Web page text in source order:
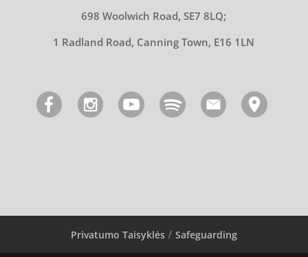
698 Woolwich Road, SE7 8LQ;
1 Radland Road, Canning Town, E16 1LN
Privatumo Taisyklės Safeguarding